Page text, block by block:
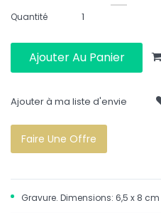
Quantité
Ajouter Au Panier
Ajouter à ma liste d'envie
Faire Une Offre
Gravure. Dimensions: 6,5 x 8 cm